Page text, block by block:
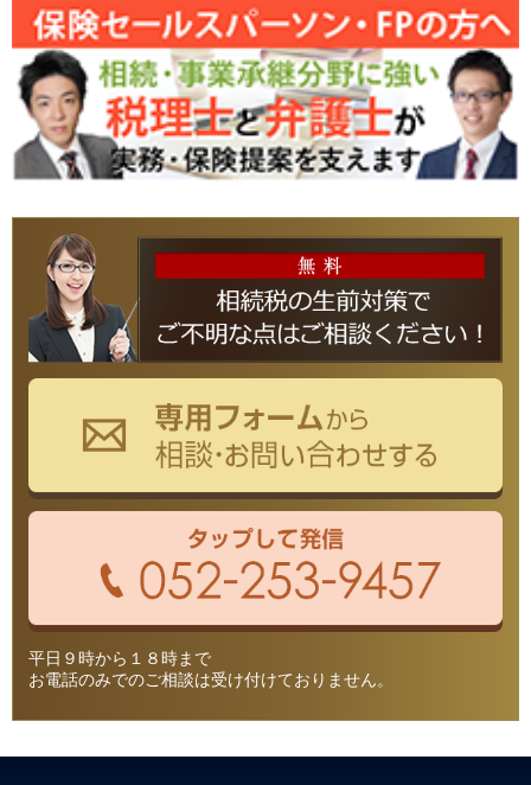
平日９時から１８時まで
お電話のみでのご相談は受け付けておりません。